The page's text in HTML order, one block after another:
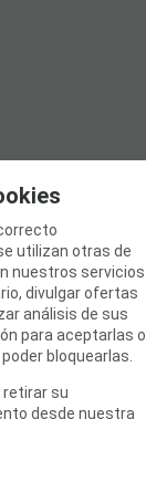
utilizan otras de
nuestros servicios
divulgar ofertas
análisis de sus
para aceptarlas o
bloquearlas.
retirar su
desde nuestra